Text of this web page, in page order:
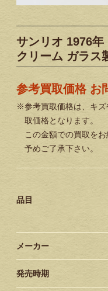
サンリオ 1976
クリーム ガラス
参考買取価格 お
※参考買取価格は、キズ
取価格となります。
この金額での買取を
予めご了承下さい。
品目
メーカー
発売時期